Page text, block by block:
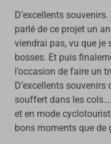
D’excellents
parlé de ce projet un
viendrai pas, vu que je
bosses. Et puis
l’occasion de faire un
D’excellents
souffert dans les
et en mode
bons moments que de